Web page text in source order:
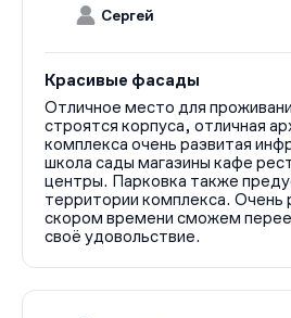
Сергей
Красивые фасады
Отличное место для
строятся корпуса, отличная
комплекса очень развитая
школа сады магазины кафе
центры. Парковка также
территории комплекса. Очень
скором времени сможем
своё удовольствие.